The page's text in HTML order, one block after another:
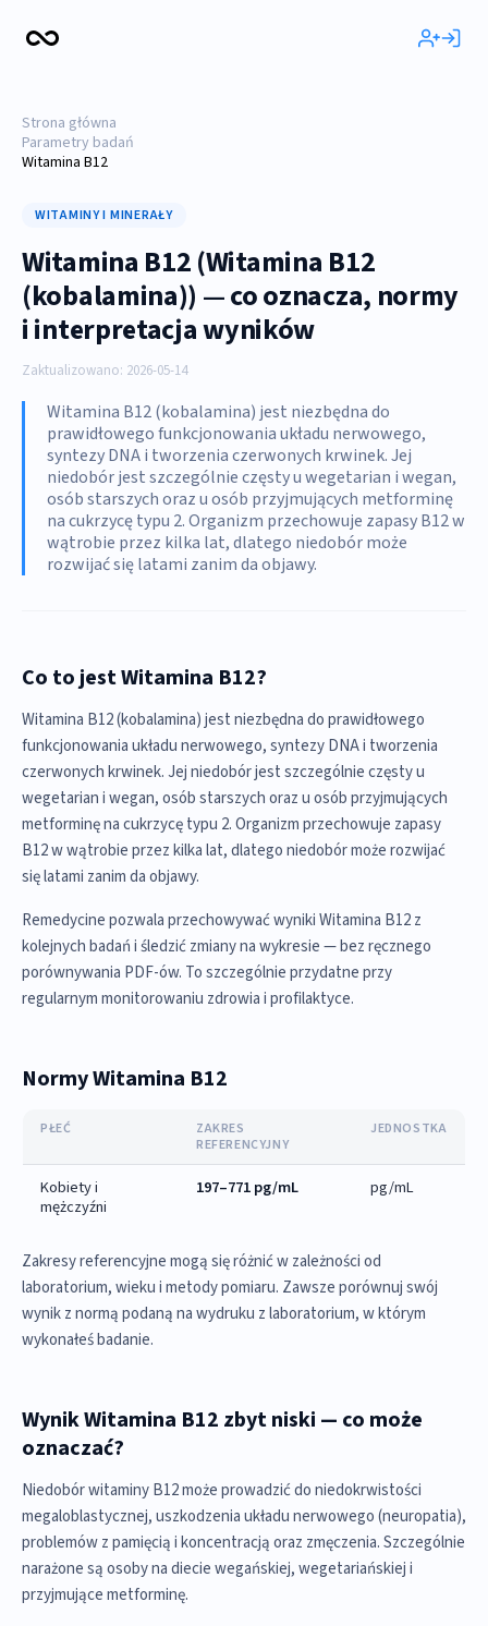
Strona główna
Parametry badań
Witamina B12
WITAMINY I MINERAŁY
Witamina B12 (Witamina B12
(kobalamina)) — co oznacza, normy
i interpretacja wyników
Zaktualizowano: 2026-05-14
Witamina B12 (kobalamina) jest niezbędna do
prawidłowego funkcjonowania układu nerwowego,
syntezy DNA i tworzenia czerwonych krwinek. Jej
niedobór jest szczególnie częsty u wegetarian i wegan,
osób starszych oraz u osób przyjmujących metforminę
na cukrzycę typu 2. Organizm przechowuje zapasy B12 w
wątrobie przez kilka lat, dlatego niedobór może
rozwijać się latami zanim da objawy.
Co to jest Witamina B12?
Witamina B12 (kobalamina) jest niezbędna do prawidłowego
funkcjonowania układu nerwowego, syntezy DNA i tworzenia
czerwonych krwinek. Jej niedobór jest szczególnie częsty u
wegetarian i wegan, osób starszych oraz u osób przyjmujących
metforminę na cukrzycę typu 2. Organizm przechowuje zapasy
B12 w wątrobie przez kilka lat, dlatego niedobór może rozwijać
się latami zanim da objawy.
Remedycine pozwala przechowywać wyniki Witamina B12 z
kolejnych badań i śledzić zmiany na wykresie — bez ręcznego
porównywania PDF-ów. To szczególnie przydatne przy
regularnym monitorowaniu zdrowia i profilaktyce.
Normy Witamina B12
PŁEĆ
ZAKRES
REFERENCYJNY
JEDNOSTKA
Kobiety i
mężczyźni
197–771 pg/mL pg/mL
Zakresy referencyjne mogą się różnić w zależności od
laboratorium, wieku i metody pomiaru. Zawsze porównuj swój
wynik z normą podaną na wydruku z laboratorium, w którym
wykonałeś badanie.
Wynik Witamina B12 zbyt niski — co może
oznaczać?
Niedobór witaminy B12 może prowadzić do niedokrwistości
megaloblastycznej, uszkodzenia układu nerwowego (neuropatia),
problemów z pamięcią i koncentracją oraz zmęczenia. Szczególnie
narażone są osoby na diecie wegańskiej, wegetariańskiej i
przyjmujące metforminę.